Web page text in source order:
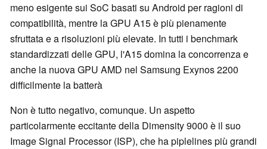
meno esigente sui SoC basati su Android per ragioni di
compatibilità, mentre la GPU A15 è più pienamente
sfruttata e a risoluzioni più elevate. In tutti i benchmark
standardizzati delle GPU, l'A15 domina la concorrenza e
anche la nuova GPU AMD nel Samsung Exynos 2200
difficilmente la batterà
Non è tutto negativo, comunque. Un aspetto
particolarmente eccitante della Dimensity 9000 è il suo
Image Signal Processor (ISP), che ha piplelines più grandi